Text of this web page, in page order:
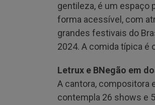
gentileza, é um espaço
forma acessível, com
grandes festivais do
2024. A comida típica é
Letrux e BNegão em
A cantora, compositora
contempla 26 shows e